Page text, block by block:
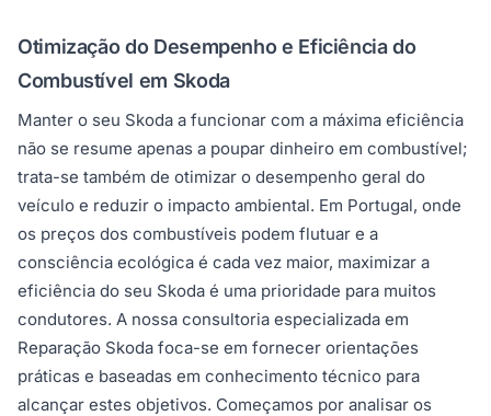
Otimização do Desempenho e Eficiência do
Combustível em Skoda
Manter o seu Skoda a funcionar com a máxima eficiência
não se resume apenas a poupar dinheiro em combustível;
trata-se também de otimizar o desempenho geral do
veículo e reduzir o impacto ambiental. Em Portugal, onde
os preços dos combustíveis podem flutuar e a
consciência ecológica é cada vez maior, maximizar a
eficiência do seu Skoda é uma prioridade para muitos
condutores. A nossa consultoria especializada em
Reparação Skoda foca-se em fornecer orientações
práticas e baseadas em conhecimento técnico para
alcançar estes objetivos. Começamos por analisar os